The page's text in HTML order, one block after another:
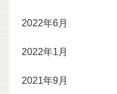
2022年6月
2022年1月
2021年9月